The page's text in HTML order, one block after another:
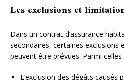
Les exclusions et
Dans un contrat d’assurance
secondaires, certaines exclusions
peuvent être prévues. Parmi
L’exclusion des dégâts causés